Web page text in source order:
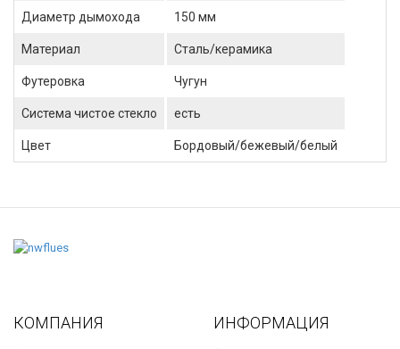
Диаметр дымохода 150 мм
Материал Сталь/керамика
Футеровка Чугун
Система чистое стекло есть
Цвет Бордовый/бежевый/белый
КОМПАНИЯ ИНФОРМАЦИЯ